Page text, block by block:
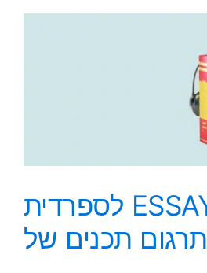
לספרדית ESSAY ההנאה
תכנים של